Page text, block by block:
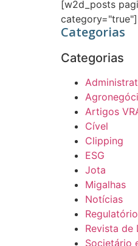
[w2d_posts
category="true"]
Categorias
Categorias
Artigos
Cível
Clipping
ESG
Jota
Migalhas
Notícias
Regulatório
Revista
Societário